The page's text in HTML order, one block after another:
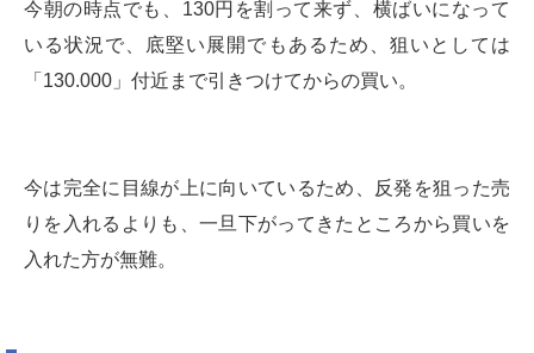
今朝の時点でも、130円を割って来ず、横ばいになって
いる状況で、底堅い展開でもあるため、狙いとしては
「130.000」付近まで引きつけてからの買い。
今は完全に目線が上に向いているため、反発を狙った売
りを入れるよりも、一旦下がってきたところから買いを
入れた方が無難。